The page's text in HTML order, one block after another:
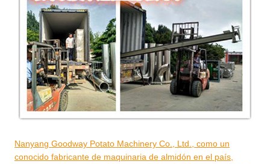
Nanyang Goodway Potato Machinery Co., Ltd., como un
conocido fabricante de maquinaria de almidón en el país,